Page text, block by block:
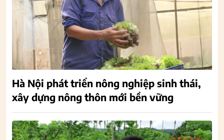
Hà Nội phát triển nông nghiệp sinh thái,
xây dựng nông thôn mới bền vững